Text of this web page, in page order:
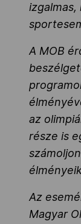
A MOB
az
része is
Az
Magyar